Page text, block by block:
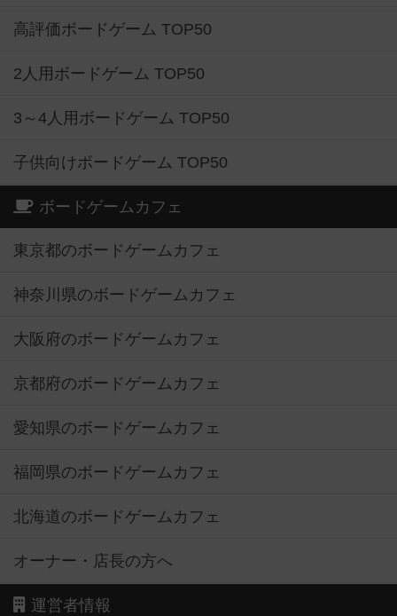
高評価ボードゲーム TOP50
2人用ボードゲーム TOP50
3～4人用ボードゲーム TOP50
子供向けボードゲーム TOP50
ボードゲームカフェ
東京都のボードゲームカフェ
神奈川県のボードゲームカフェ
大阪府のボードゲームカフェ
京都府のボードゲームカフェ
愛知県のボードゲームカフェ
福岡県のボードゲームカフェ
北海道のボードゲームカフェ
オーナー・店長の方へ
運営者情報